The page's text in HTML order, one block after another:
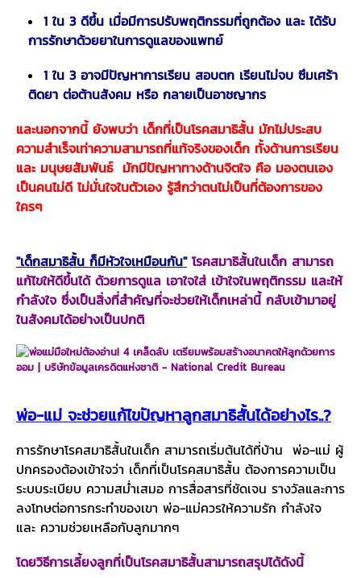
1 ใน 3 ดีขึ้น เมื่อมีการปรับพฤติกรรมที่ถูกต้อง และ ได้รับ
การรักษาด้วยยาในการดูแลของแพทย์
1 ใน 3 อาจมีปัญหาการเรียน สอบตก เรียนไม่จบ ซึมเศร้า
ติดยา ต่อต้านสังคม หรือ กลายเป็นอาชญากร
และนอกจากนี้ ยังพบว่า เด็กที่เป็นโรคสมาธิสั้น มักไม่ประสบ
ความสำเร็จเท่าความสามารถที่แท้จริงของเด็ก ทั้งด้านการเรียน
และ มนุษยสัมพันธ์ มักมีปัญหาทางด้านจิตใจ คือ มองตนเอง
เป็นคนไม่ดี ไม่มั่นใจในตัวเอง รู้สึกว่าตนไม่เป็นที่ต้องการของ
ใครๆ
"เด็กสมาธิสั้น ก็มีหัวใจเหมือนกัน"โรคสมาธิสั้นในเด็ก สามารถ
แก้ไขให้ดีขึ้นได้ ด้วยการดูแล เอาใจใส่ เข้าใจในพฤติกรรม และให้
กำลังใจ ซึ่งเป็นสิ่งที่สำคัญที่จะช่วยให้เด็กเหล่านี้ กลับเข้ามาอยู่
ในสังคมได้อย่างเป็นปกติ
พ่อ-แม่ จะช่วยแก้ไขปัญหาลูกสมาธิสั้นได้อย่างไร..?
การรักษาโรคสมาธิสั้นในเด็ก สามารถเริ่มต้นได้ที่บ้าน พ่อ-แม่ ผู้
ปกครองต้องเข้าใจว่า เด็กที่เป็นโรคสมาธิสั้น ต้องการความเป็น
ระบบระเบียบ ความสม่ำเสมอ การสื่อสารที่ชัดเจน รางวัลและการ
ลงโทษต่อการกระทำของเขา พ่อ-แม่ควรให้ความรัก กำลังใจ
และ ความช่วยเหลือกับลูกมากๆ
โดยวิธีการเลี้ยงลูกที่เป็นโรคสมาธิสั้นสามารถสรุปได้ดังนี้